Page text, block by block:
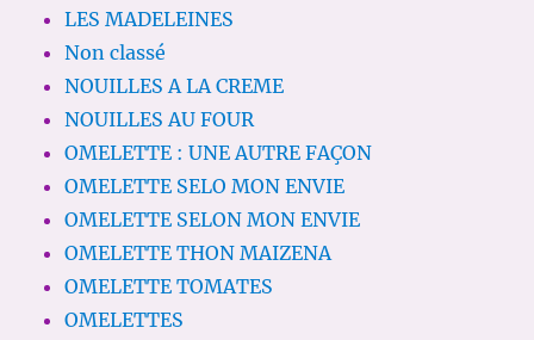
LES MADELEINES
Non classé
NOUILLES A LA CREME
NOUILLES AU FOUR
OMELETTE : UNE AUTRE FAÇON
OMELETTE SELO MON ENVIE
OMELETTE SELON MON ENVIE
OMELETTE THON MAIZENA
OMELETTE TOMATES
OMELETTES